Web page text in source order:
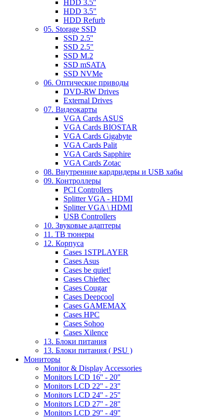
HDD 3.5''
HDD 3.5"
HDD Refurb
05. Storage SSD
SSD 2.5''
SSD 2.5"
SSD M.2
SSD mSATA
SSD NVMe
06. Оптические приводы
DVD-RW Drives
External Drives
07. Видеокарты
VGA Cards ASUS
VGA Cards BIOSTAR
VGA Cards Gigabyte
VGA Cards Palit
VGA Cards Sapphire
VGA Cards Zotac
08. Внутренние кардридеры и USB хабы
09. Контроллеры
PCI Controllers
Splitter VGA - HDMI
Splitter VGA \ HDMI
USB Controllers
10. Звуковые адаптеры
11. ТВ тюнеры
12. Корпуса
Cases 1STPLAYER
Cases Asus
Cases be quiet!
Cases Chieftec
Cases Cougar
Cases Deepcool
Cases GAMEMAX
Cases HPC
Cases Sohoo
Cases Xilence
13. Блоки питания
13. Блоки питания ( PSU )
Мониторы
Monitor & Display Accessories
Monitors LCD 16'' - 20''
Monitors LCD 22'' - 23''
Monitors LCD 24'' - 25''
Monitors LCD 27'' - 28''
Monitors LCD 29'' - 49''